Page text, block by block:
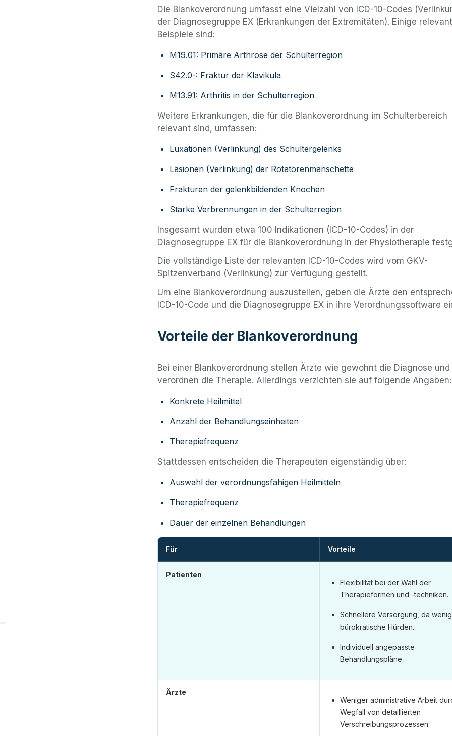
Die Blankoverordnung umfasst eine Vielzahl von ICD-10-Codes
der Diagnosegruppe EX (Erkrankungen der Extremitäten). Einige
Beispiele sind:
M19.01: Primäre Arthrose der Schulterregion
S42.0-: Fraktur der Klavikula
M13.91: Arthritis in der Schulterregion
Weitere Erkrankungen, die für die Blankoverordnung im Schulterbereich
relevant sind, umfassen:
Luxationen (Verlinkung) des Schultergelenks
Läsionen (Verlinkung) der Rotatorenmanschette
Frakturen der gelenkbildenden Knochen
Starke Verbrennungen in der Schulterregion
Insgesamt wurden etwa 100 Indikationen (ICD-10-Codes) in der
Diagnosegruppe EX für die Blankoverordnung in der Physiotherapie
Die vollständige Liste der relevanten ICD-10-Codes wird vom GKV-
Spitzenverband (Verlinkung) zur Verfügung gestellt.
Um eine Blankoverordnung auszustellen, geben die Ärzte den
ICD-10-Code und die Diagnosegruppe EX in ihre Verordnungssoftware
Vorteile der Blankoverordnung
Bei einer Blankoverordnung stellen Ärzte wie gewohnt die Diagnose und
verordnen die Therapie. Allerdings verzichten sie auf folgende Angaben:
Konkrete Heilmittel
Anzahl der Behandlungseinheiten
Therapiefrequenz
Stattdessen entscheiden die Therapeuten eigenständig über:
Auswahl der verordnungsfähigen Heilmitteln
Therapiefrequenz
Dauer der einzelnen Behandlungen
Für Vorteile
Patienten
Flexibilität bei der Wahl der
Therapieformen und -techniken.
Schnellere Versorgung, da
bürokratische Hürden.
Individuell angepasste
Behandlungspläne.
Ärzte
Weniger administrative Arbeit
Wegfall von detaillierten
Verschreibungsprozessen.